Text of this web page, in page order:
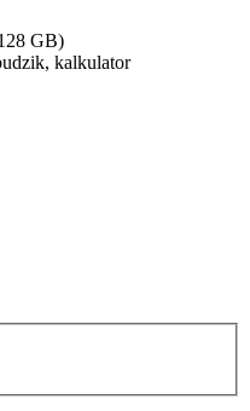
GB)
kalkulator